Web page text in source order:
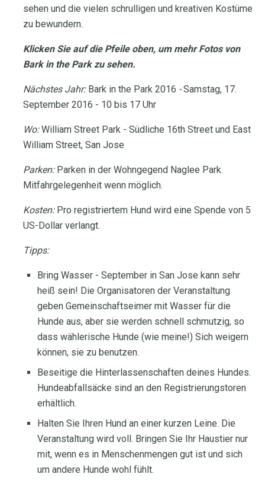
sehen und die vielen schrulligen und kreativen Kostüme
zu bewundern.
Klicken Sie auf die Pfeile oben, um mehr Fotos von
Bark in the Park zu sehen.
Nächstes Jahr:Bark in the Park 2016 -Samstag, 17.
September 2016 - 10 bis 17 Uhr
Wo:William Street Park - Südliche 16th Street und East
William Street, San Jose
Parken:Parken in der Wohngegend Naglee Park.
Mitfahrgelegenheit wenn möglich.
Kosten:Pro registriertem Hund wird eine Spende von 5
US-Dollar verlangt.
Tipps:
Bring Wasser - September in San Jose kann sehr
heiß sein! Die Organisatoren der Veranstaltung
geben Gemeinschaftseimer mit Wasser für die
Hunde aus, aber sie werden schnell schmutzig, so
dass wählerische Hunde (wie meine!) Sich weigern
können, sie zu benutzen.
Beseitige die Hinterlassenschaften deines Hundes.
Hundeabfallsäcke sind an den Registrierungstoren
erhältlich.
Halten Sie Ihren Hund an einer kurzen Leine. Die
Veranstaltung wird voll. Bringen Sie Ihr Haustier nur
mit, wenn es in Menschenmengen gut ist und sich
um andere Hunde wohl fühlt.